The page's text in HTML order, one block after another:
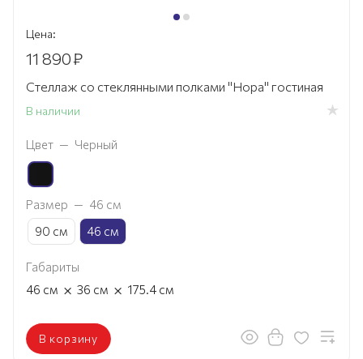
Цена:
11 890₽
Стеллаж со стеклянными полками "Нора" гостиная
В наличии
Цвет — Черный
Размер — 46 см
90 см
46 см
Габариты
46 см × 36 см × 175.4 см
В корзину